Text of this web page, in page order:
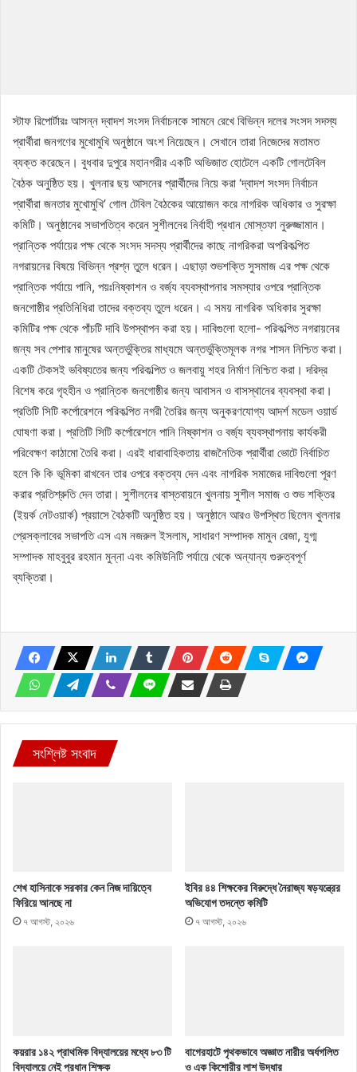
স্টাফ রিপোর্টারঃ আসন্ন দ্বাদশ সংসদ নির্বাচনকে সামনে রেখে বিভিন্ন দলের সংসদ সদস্য
প্রার্থীরা জনগণের মুখোমুখি অনুষ্ঠানে অংশ নিয়েছেন। সেখানে তারা নিজেদের মতামত
ব্যক্ত করেছেন। বুধবার দুপুরে মহানগরীর একটি অভিজাত হোটেলে একটি গোলটেবিল
বৈঠক অনুষ্ঠিত হয়। খুলনার ছয় আসনের প্রার্থীদের নিয়ে করা ‘দ্বাদশ সংসদ নির্বাচন
প্রার্থীরা জনতার মুখোমুখি’ গোল টেবিল বৈঠকের আয়োজন করে নাগরিক অধিকার ও সুরক্ষা
কমিটি। অনুষ্ঠানের সভাপতিত্ব করেন সুশীলনের নির্বাহী প্রধান মোস্তফা নুরুজ্জামান।
প্রান্তিক পর্যায়ের পক্ষ থেকে সংসদ সদস্য প্রার্থীদের কাছে নাগরিকরা অপরিকল্পিত
নগরায়নের বিষয়ে বিভিন্ন প্রশ্ন তুলে ধরেন। এছাড়া শুভশক্তি সুসমাজ এর পক্ষ থেকে
প্রান্তিক পর্যায়ে পানি, পয়ঃনিষ্কাশন ও বর্জ্য ব্যবস্থাপনার সমস্যার ওপরে প্রান্তিক
জনগোষ্ঠীর প্রতিনিধিরা তাদের বক্তব্য তুলে ধরেন। এ সময় নাগরিক অধিকার সুরক্ষা
কমিটির পক্ষ থেকে পাঁচটি দাবি উপস্থাপন করা হয়। দাবিগুলো হলো- পরিকল্পিত নগরায়নের
জন্য সব পেশার মানুষের অন্তর্ভুক্তির মাধ্যমে অন্তর্ভুক্তিমূলক নগর শাসন নিশ্চিত করা।
একটি টেকসই ভবিষ্যতের জন্য পরিকল্পিত ও জলবায়ু শহর নির্মাণ নিশ্চিত করা। দরিদ্র
বিশেষ করে গৃহহীন ও প্রান্তিক জনগোষ্ঠীর জন্য আবাসন ও বাসস্থানের ব্যবস্থা করা।
প্রতিটি সিটি কর্পোরেশনে পরিকল্পিত নগরী তৈরির জন্য অনুকরণযোগ্য আদর্শ মডেল ওয়ার্ড
ঘোষণা করা। প্রতিটি সিটি কর্পোরেশনে পানি নিষ্কাশন ও বর্জ্য ব্যবস্থাপনায় কার্যকরী
পরিবেক্ষণ কাঠামো তৈরি করা। এরই ধারাবাহিকতায় রাজনৈতিক প্রার্থীরা ভোটে নির্বাচিত
হলে কি কি ভূমিকা রাখবেন তার ওপরে বক্তব্য দেন এবং নাগরিক সমাজের দাবিগুলো পূরণ
করার প্রতিশ্রুতি দেন তারা। সুশীলনের বাস্তবায়নে খুলনায় সুশীল সমাজ ও শুভ শক্তির
(ইয়র্ক নেটওয়ার্ক) প্রয়াসে বৈঠকটি অনুষ্ঠিত হয়। অনুষ্ঠানে আরও উপস্থিত ছিলেন খুলনার
প্রেসক্লাবের সভাপতি এস এম নজরুল ইসলাম, সাধারণ সম্পাদক মামুন রেজা, যুগ্ম
সম্পাদক মাহবুবুর রহমান মুন্না এবং কমিউনিটি পর্যায়ে থেকে অন্যান্য গুরুত্বপূর্ণ
ব্যক্তিরা।
সংশ্লিষ্ট সংবাদ
শেখ হাসিনাকে সরকার কেন নিজ দায়িত্বে
ফিরিয়ে আনছে না
৭ আগস্ট, ২০২৬
ইবির ৪৪ শিক্ষকের বিরুদ্ধে নৈরাজ্য ষড়যন্ত্রের
অভিযোগ তদন্তে কমিটি
৭ আগস্ট, ২০২৬
কয়রার ১৪২ প্রাথমিক বিদ্যালয়ের মধ্যে ৮৩ টি
বিদ্যালয়ে নেই প্রধান শিক্ষক
বাগেরহাটে পৃথকভাবে অজ্ঞাত নারীর অর্ধগলিত
ও এক কিশোরীর লাশ উদ্ধার